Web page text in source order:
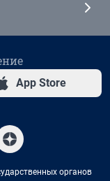
App Store
органов